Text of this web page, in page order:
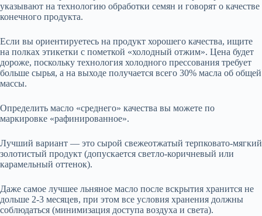
указывают на технологию обработки семян и говорят о качестве
конечного продукта.
Если вы ориентируетесь на продукт хорошего качества, ищите
на полках этикетки с пометкой «холодный отжим». Цена будет
дороже, поскольку технология холодного прессования требует
больше сырья, а на выходе получается всего 30% масла об общей
массы.
Определить масло «среднего» качества вы можете по
маркировке «рафинированное».
Лучший вариант — это сырой свежеотжатый терпковато-мягкий
золотистый продукт (допускается светло-коричневый или
карамельный оттенок).
Даже самое лучшее льняное масло после вскрытия хранится не
дольше 2-3 месяцев, при этом все условия хранения должны
соблюдаться (минимизация доступа воздуха и света).